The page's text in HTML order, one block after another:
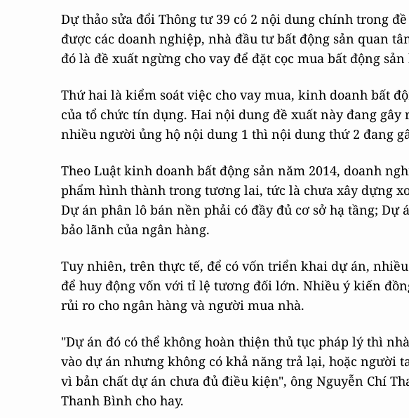
Dự thảo sửa đổi Thông tư 39 có 2 nội dung chính trong
được các doanh nghiệp, nhà đầu tư bất động sản quan
đó là đề xuất ngừng cho vay để đặt cọc mua bất động
Thứ hai là kiểm soát việc cho vay mua, kinh doanh bất
của tổ chức tín dụng. Hai nội dung đề xuất này đang
nhiều người ủng hộ nội dung 1 thì nội dung thứ 2 đang
Theo Luật kinh doanh bất động sản năm 2014, doanh
phẩm hình thành trong tương lai, tức là chưa xây dựng
Dự án phân lô bán nền phải có đầy đủ cơ sở hạ tầng; Dự
bảo lãnh của ngân hàng.
Tuy nhiên, trên thực tế, để có vốn triển khai dự án,
để huy động vốn với tỉ lệ tương đối lớn. Nhiều ý kiến
rủi ro cho ngân hàng và người mua nhà.
"Dự án đó có thể không hoàn thiện thủ tục pháp lý thì
vào dự án nhưng không có khả năng trả lại, hoặc người
vì bản chất dự án chưa đủ điều kiện", ông Nguyễn Chí
Thanh Bình cho hay.